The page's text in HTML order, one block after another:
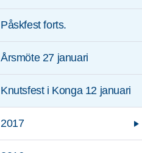
Påskfest forts.
Årsmöte 27 januari
Knutsfest i Konga 12 januari
2017